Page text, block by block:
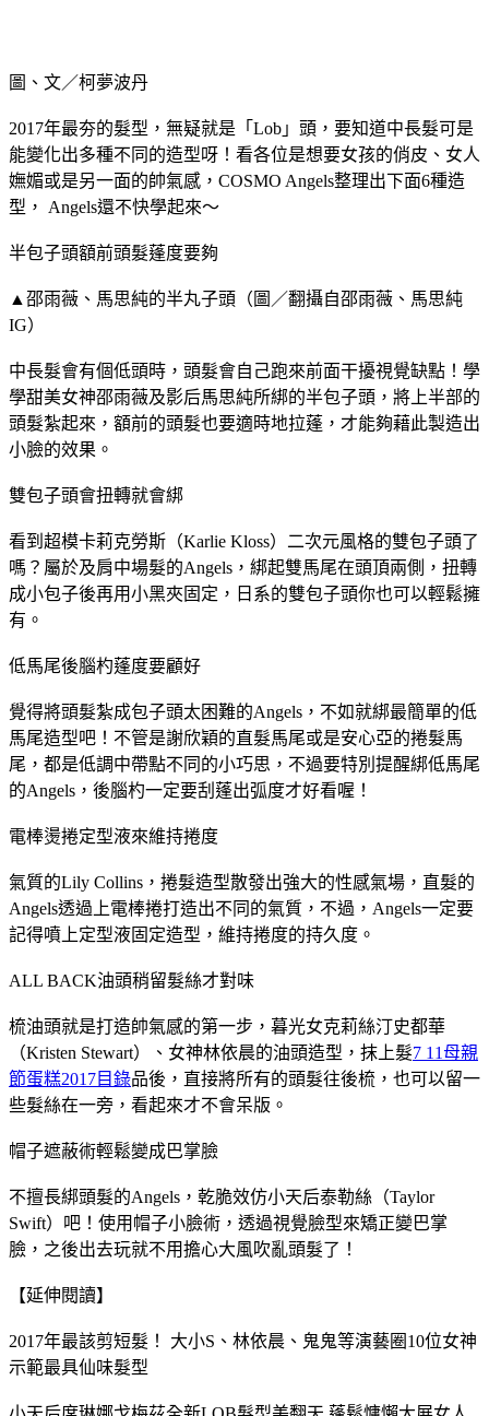
圖、文／柯夢波丹
2017年最夯的髮型，無疑就是「Lob」頭，要知道中長髮可是
能變化出多種不同的造型呀！看各位是想要女孩的俏皮、女人
嫵媚或是另一面的帥氣感，COSMO Angels整理出下面6種造
型， Angels還不快學起來～
半包子頭額前頭髮蓬度要夠
▲邵雨薇、馬思純的半丸子頭（圖／翻攝自邵雨薇、馬思純
IG）
中長髮會有個低頭時，頭髮會自己跑來前面干擾視覺缺點！學
學甜美女神邵雨薇及影后馬思純所綁的半包子頭，將上半部的
頭髮紮起來，額前的頭髮也要適時地拉蓬，才能夠藉此製造出
小臉的效果。
雙包子頭會扭轉就會綁
看到超模卡莉克勞斯（Karlie Kloss）二次元風格的雙包子頭了
嗎？屬於及肩中場髮的Angels，綁起雙馬尾在頭頂兩側，扭轉
成小包子後再用小黑夾固定，日系的雙包子頭你也可以輕鬆擁
有。
低馬尾後腦杓蓬度要顧好
覺得將頭髮紮成包子頭太困難的Angels，不如就綁最簡單的低
馬尾造型吧！不管是謝欣穎的直髮馬尾或是安心亞的捲髮馬
尾，都是低調中帶點不同的小巧思，不過要特別提醒綁低馬尾
的Angels，後腦杓一定要刮蓬出弧度才好看喔！
電棒燙捲定型液來維持捲度
氣質的Lily Collins，捲髮造型散發出強大的性感氣場，直髮的
Angels透過上電棒捲打造出不同的氣質，不過，Angels一定要
記得噴上定型液固定造型，維持捲度的持久度。
ALL BACK油頭稍留髮絲才對味
梳油頭就是打造帥氣感的第一步，暮光女克莉絲汀史都華
（Kristen Stewart）、女神林依晨的油頭造型，抹上髮7 11母親
節蛋糕2017目錄品後，直接將所有的頭髮往後梳，也可以留一
些髮絲在一旁，看起來才不會呆版。
帽子遮蔽術輕鬆變成巴掌臉
不擅長綁頭髮的Angels，乾脆效仿小天后泰勒絲（Taylor
Swift）吧！使用帽子小臉術，透過視覺臉型來矯正變巴掌
臉，之後出去玩就不用擔心大風吹亂頭髮了！
【延伸閱讀】
2017年最該剪短髮！ 大小S、林依晨、鬼鬼等演藝圈10位女神
示範最具仙味髮型